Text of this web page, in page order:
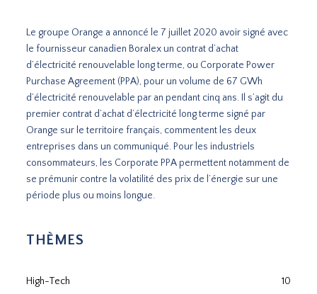
Le groupe Orange a annoncé le 7 juillet 2020 avoir signé avec
le fournisseur canadien Boralex un contrat d’achat
d’électricité renouvelable long terme, ou Corporate Power
Purchase Agreement (PPA), pour un volume de 67 GWh
d’électricité renouvelable par an pendant cinq ans. Il s’agit du
premier contrat d’achat d’électricité long terme signé par
Orange sur le territoire français, commentent les deux
entreprises dans un communiqué. Pour les industriels
consommateurs, les Corporate PPA permettent notamment de
se prémunir contre la volatilité des prix de l’énergie sur une
période plus ou moins longue.
THÈMES
High-Tech 10